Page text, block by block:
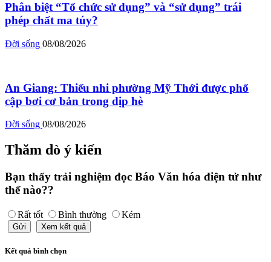
Phân biệt “Tổ chức sử dụng” và “sử dụng” trái
phép chất ma túy?
Đời sống 08/08/2026
An Giang: Thiếu nhi phường Mỹ Thới được phổ
cập bơi cơ bản trong dịp hè
Đời sống 08/08/2026
Thăm dò ý kiến
Bạn thấy trải nghiệm đọc Báo Văn hóa điện tử như
thế nào??
Rất tốt Bình thường Kém
Gửi Xem kết quả
Kết quả bình chọn